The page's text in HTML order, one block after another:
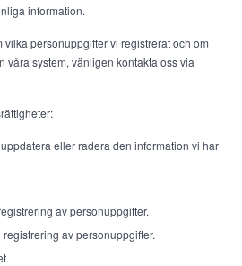
information.
vilka personuppgifter vi registrerat och om
våra system, vänligen kontakta oss via
eller radera den information vi har
av personuppgifter.
av personuppgifter.